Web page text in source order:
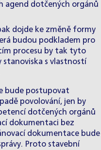
agend dotčených orgánů
dojde ke změně formy
budou podkladem pro
procesu by tak tyto
stanoviska s vlastností
bude postupovat
povolování, jen by
dotčených orgánů
dokumentaci bez
dokumentace bude
Proto stavební